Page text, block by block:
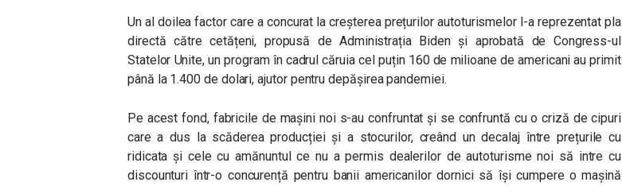
Un al doilea factor care a concurat la creșterea prețurilor autoturismelor l-a reprezentat pla
directă către cetățeni, propusă de Administrația Biden și aprobată de Congress-ul
Statelor Unite, un program în cadrul căruia cel puțin 160 de milioane de americani au primit
până la 1.400 de dolari, ajutor pentru depășirea pandemiei.
Pe acest fond, fabricile de mașini noi s-au confruntat și se confruntă cu o criză de cipuri
care a dus la scăderea producției și a stocurilor, creând un decalaj între prețurile cu
ridicata și cele cu amănuntul ce nu a permis dealerilor de autoturisme noi să intre cu
discounturi într-o concurență pentru banii americanilor dornici să își cumpere o mașină